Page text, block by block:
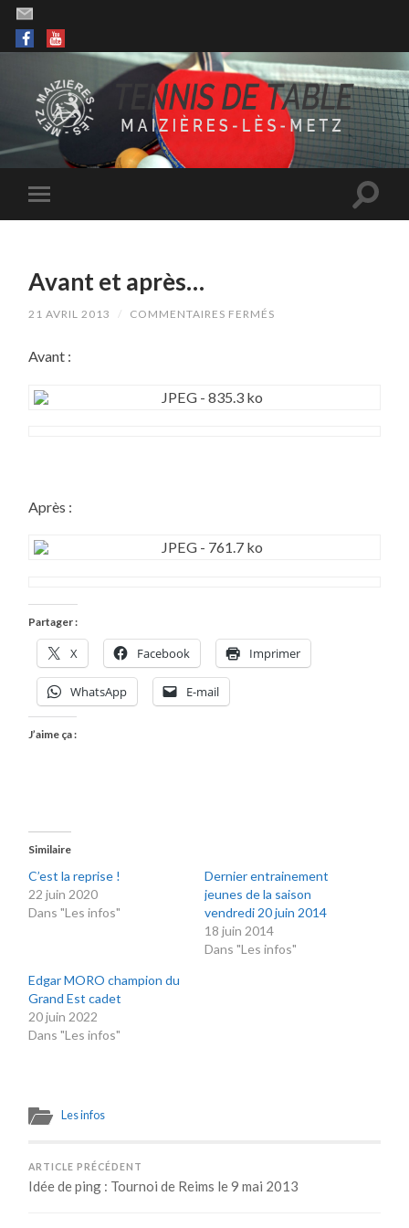
Avant et après…
21 AVRIL 2013 / COMMENTAIRES FERMÉS
Avant :
Après :
Partager :
X Facebook Imprimer
WhatsApp E-mail
J’aime ça :
Similaire
C’est la reprise !
22 juin 2020
Dans "Les infos"
Dernier entrainement
jeunes de la saison
vendredi 20 juin 2014
18 juin 2014
Dans "Les infos"
Edgar MORO champion du
Grand Est cadet
20 juin 2022
Dans "Les infos"
Les infos
ARTICLE PRÉCÉDENT
Idée de ping : Tournoi de Reims le 9 mai 2013